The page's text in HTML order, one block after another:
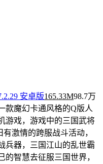
安卓版165.33M98.7万
款魔幻卡通风格的Q版人
游戏，游戏中的三国武将
激情的跨服战斗活动，
兵器，三国江山的乱世霸
的智慧去征服三国世界，